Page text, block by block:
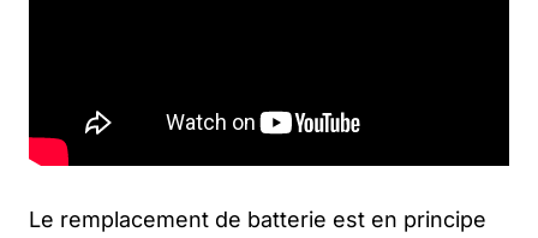
Le remplacement de batterie est en principe